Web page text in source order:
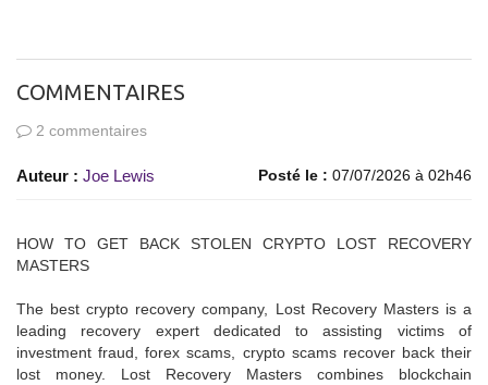
COMMENTAIRES
2 commentaires
Auteur : Joe Lewis Posté le : 07/07/2026 à 02h46
HOW TO GET BACK STOLEN CRYPTO LOST RECOVERY
MASTERS
The best crypto recovery company, Lost Recovery Masters is a
leading recovery expert dedicated to assisting victims of
investment fraud, forex scams, crypto scams recover back their
lost money. Lost Recovery Masters combines blockchain